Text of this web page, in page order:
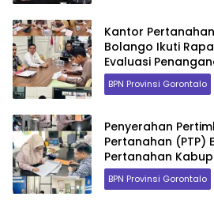
Kantor
Bolango Ikuti
Evaluasi
BPN Provinsi Gorontalo
Penyerahan
Pertanahan (PTP)
Pertanahan
BPN Provinsi Gorontalo